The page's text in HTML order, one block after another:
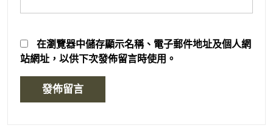
在瀏覽器中儲存顯示名稱、電子郵件地址及個人網
站網址，以供下次發佈留言時使用。